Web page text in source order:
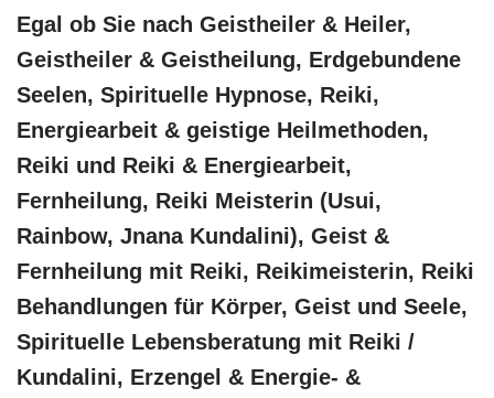
Egal ob Sie nach Geistheiler & Heiler,
Geistheiler & Geistheilung, Erdgebundene
Seelen, Spirituelle Hypnose, Reiki,
Energiearbeit & geistige Heilmethoden,
Reiki und Reiki & Energiearbeit,
Fernheilung, Reiki Meisterin (Usui,
Rainbow, Jnana Kundalini), Geist &
Fernheilung mit Reiki, Reikimeisterin, Reiki
Behandlungen für Körper, Geist und Seele,
Spirituelle Lebensberatung mit Reiki /
Kundalini, Erzengel & Energie- &